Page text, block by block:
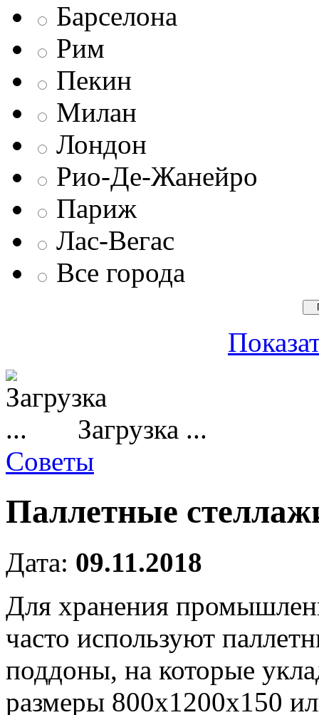
Барселона
Рим
Пекин
Милан
Лондон
Рио-Де-Жанейро
Париж
Лас-Вегас
Все города
Загрузка ...
Советы
Паллетные
Дата: 09.11.2018
Для хранения
часто используют
поддоны, на которые
размеры 800х1200х150